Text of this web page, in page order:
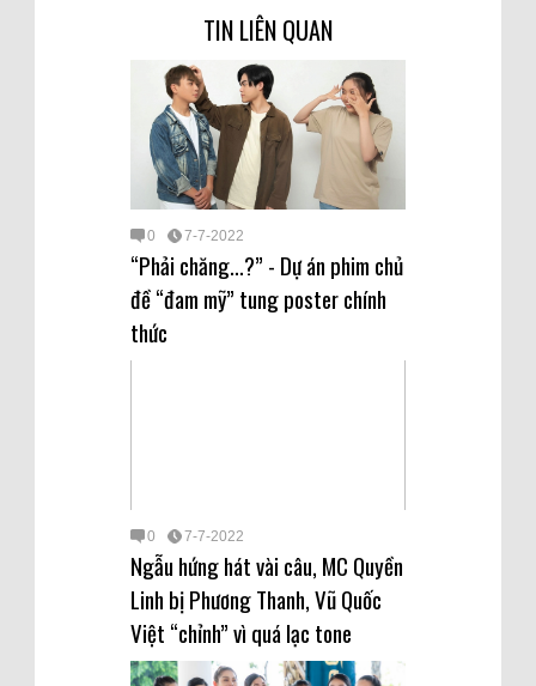
TIN LIÊN QUAN
0 7-7-2022
“Phải chăng…?” - Dự án phim chủ
đề “đam mỹ” tung poster chính
thức
0 7-7-2022
Ngẫu hứng hát vài câu, MC Quyền
Linh bị Phương Thanh, Vũ Quốc
Việt “chỉnh” vì quá lạc tone